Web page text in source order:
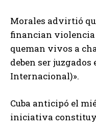
​Morales advirtió
financian violencia
queman vivos a
deben ser juzgados
Internacional)».
Cuba anticipó el
iniciativa